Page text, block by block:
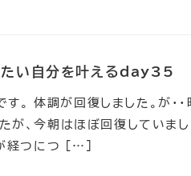
たい自分を叶えるday35
体調が回復しました。が・・
が、今朝はほぼ回復していまし
が経つにつ […]